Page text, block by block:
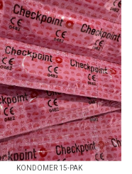
KONDOMER 15-PAK